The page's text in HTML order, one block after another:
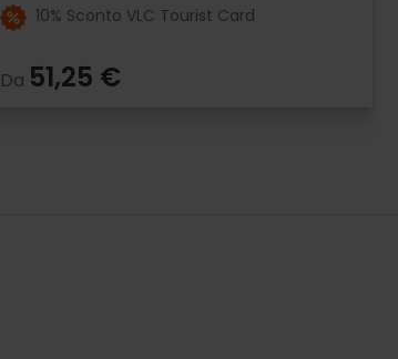
10% Sconto VLC Tourist Card
Da 51,25 €